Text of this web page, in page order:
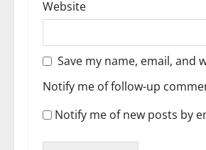
Website
Save my name, email,
Notify me of follow-up
Notify me of new posts by